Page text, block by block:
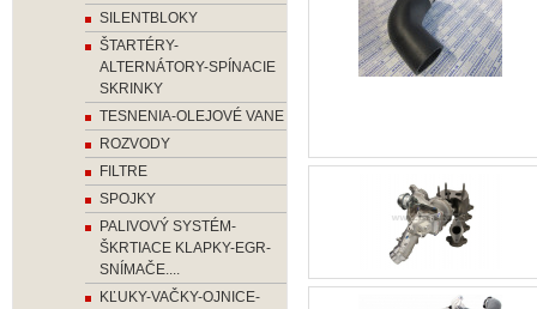
SILENTBLOKY
ŠTARTÉRY-
ALTERNÁTORY-SPÍNACIE
SKRINKY
TESNENIA-OLEJOVÉ VANE
ROZVODY
FILTRE
SPOJKY
PALIVOVÝ SYSTÉM-
ŠKRTIACE KLAPKY-EGR-
SNÍMAČE....
KĽUKY-VAČKY-OJNICE-